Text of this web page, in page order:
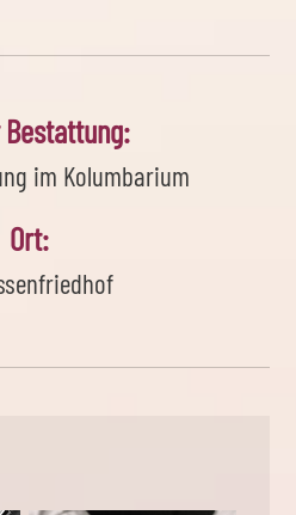
im Kolumbarium
Ort: